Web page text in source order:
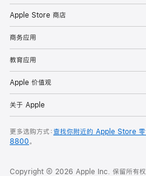
Apple Store 商店
商务应用
教育应用
Apple 价值观
关于 Apple
更多选购方式：查找你附近的 Apple Store 零
8800。
Copyright © 2026 Apple Inc. 保留所有权